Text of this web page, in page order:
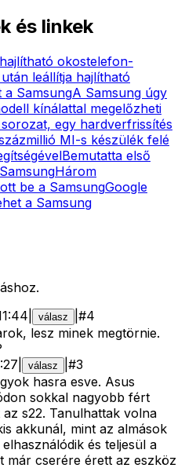
és linkek
okostelefon-
leállítja hajlítható
a SamsungA Samsung úgy
kínálattal megelőzheti
egy hardverfrissítés
MI-s készülék felé
Bemutatta első
Három
be a SamsungGoogle
a Samsung
válasz #4
lesz minek megtörnie.
válasz #3
hasra esve. Asus
sokkal nagyobb fért
s22. Tanulhattak volna
akkunál, mint az almások
és teljesül a
már cserére érett az eszköz